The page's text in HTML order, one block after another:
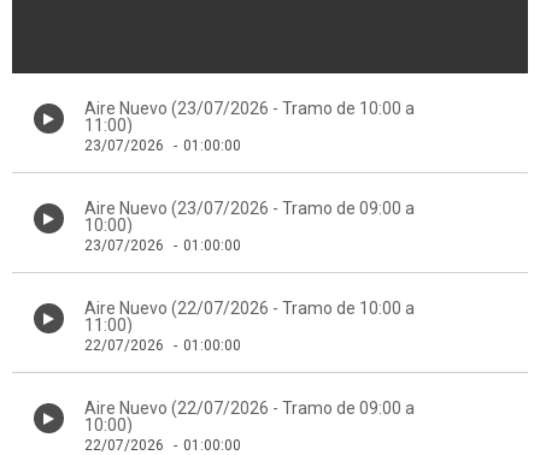
Aire Nuevo (23/07/2026 - Tramo de 10:00 a
11:00)
23/07/2026 - 01:00:00
Aire Nuevo (23/07/2026 - Tramo de 09:00 a
10:00)
23/07/2026 - 01:00:00
Aire Nuevo (22/07/2026 - Tramo de 10:00 a
11:00)
22/07/2026 - 01:00:00
Aire Nuevo (22/07/2026 - Tramo de 09:00 a
10:00)
22/07/2026 - 01:00:00